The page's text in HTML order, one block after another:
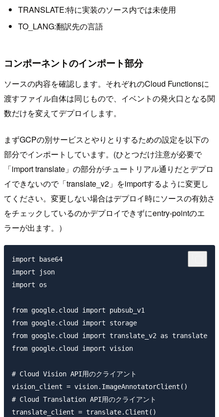
TRANSLATE:特に実装のソース内では未使用
TO_LANG:翻訳先の言語
コンポーネントのインポート部分
ソースの内容を確認します。それぞれのCloud Functionsに
渡すファイル自体は同じもので、イベントの発火口となる関
数だけを変えてデプロイします。
まずGCPの別サービスとやりとりするための設定を以下の
部分でインポートしています。(ひとつだけ注意が必要で
「import translate」の部分がチュートリアル通りだとデプロ
イできないので「translate_v2」をimportするように変更し
てください。変更しない場合はデプロイ時にソースの有効さ
をチェックしているのかデプロイできずにentry-pointのエ
ラーが出ます。）
import base64
import json
import os
from google.cloud import pubsub_v1
from google.cloud import storage
from google.cloud import translate_v2 as translate
from google.cloud import vision
# Cloud Vision API用のクライアント
vision_client = vision.ImageAnnotatorClient()
# Cloud Translation API用のクライアント
translate_client = translate.Client()